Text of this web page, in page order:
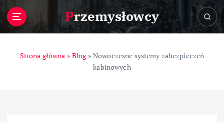
Przemysłowcy
Strona główna » Blog» Nowoczesne systemy zabezpieczeń
kabinowych